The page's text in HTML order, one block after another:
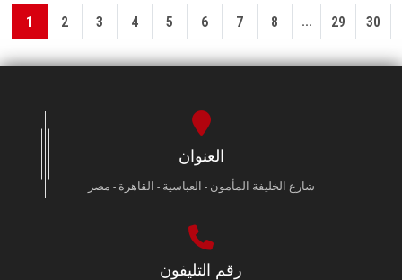
1 2 3 4 5 6 7 8 ... 29 30
العنوان
شارع الخليفة المأمون - العباسية - القاهرة - مصر
رقم التليفون